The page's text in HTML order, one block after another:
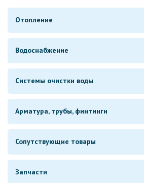
Отопление
Водоснабжение
Системы очистки воды
Арматура, трубы, финтинги
Сопутствующие товары
Запчасти